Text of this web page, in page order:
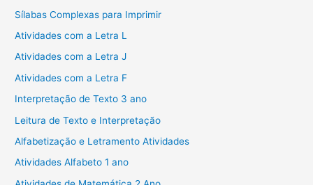
Sílabas Complexas para Imprimir
Atividades com a Letra L
Atividades com a Letra J
Atividades com a Letra F
Interpretação de Texto 3 ano
Leitura de Texto e Interpretação
Alfabetização e Letramento Atividades
Atividades Alfabeto 1 ano